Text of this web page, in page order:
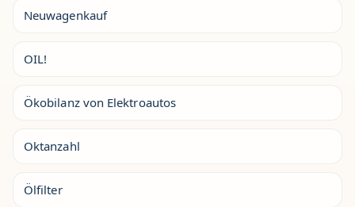
Neuwagenkauf
OIL!
Ökobilanz von Elektroautos
Oktanzahl
Ölfilter